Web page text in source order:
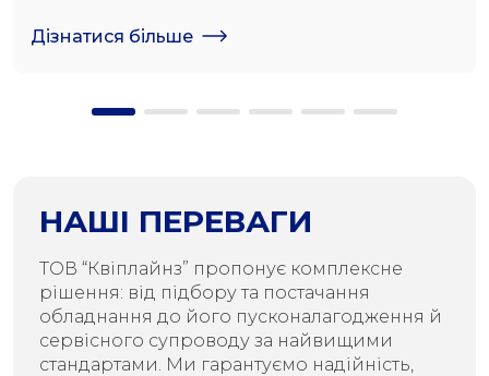
Дізнатися більше
НАШІ ПЕРЕВАГИ
ТОВ “Квіплайнз” пропонує комплексне
рішення: від підбору та постачання
обладнання до його пусконалагодження й
сервісного супроводу за найвищими
стандартами. Ми гарантуємо надійність,